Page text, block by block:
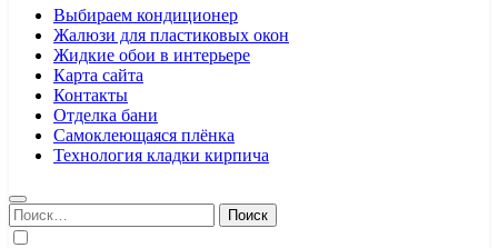
Выбираем кондиционер
Жалюзи для пластиковых окон
Жидкие обои в интерьере
Карта сайта
Контакты
Отделка бани
Самоклеющаяся плёнка
Технология кладки кирпича
Найти: